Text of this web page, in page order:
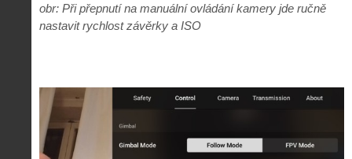
obr: Při přepnutí na manuální ovládání kamery jde ručně
nastavit rychlost závěrky a ISO